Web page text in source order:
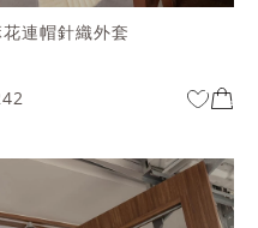
連帽針織外套